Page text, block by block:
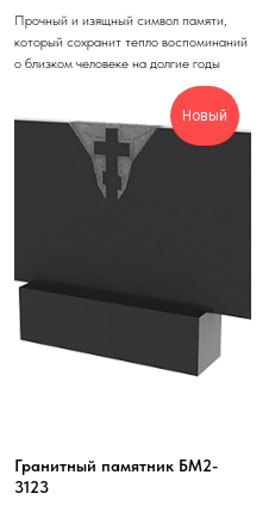
Прочный и изящный символ памяти,
который сохранит тепло воспоминаний
о близком человеке на долгие годы
Новый
Гранитный памятник БМ2-
3123